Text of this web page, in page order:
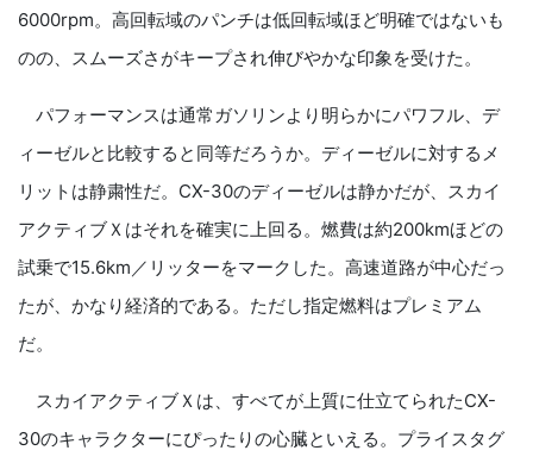
6000rpm。高回転域のパンチは低回転域ほど明確ではないも
のの、スムーズさがキープされ伸びやかな印象を受けた。
パフォーマンスは通常ガソリンより明らかにパワフル、デ
ィーゼルと比較すると同等だろうか。ディーゼルに対するメ
リットは静粛性だ。CX-30のディーゼルは静かだが、スカイ
アクティブＸはそれを確実に上回る。燃費は約200kmほどの
試乗で15.6km／リッターをマークした。高速道路が中心だっ
たが、かなり経済的である。ただし指定燃料はプレミアム
だ。
スカイアクティブＸは、すべてが上質に仕立てられたCX-
30のキャラクターにぴったりの心臓といえる。プライスタグ